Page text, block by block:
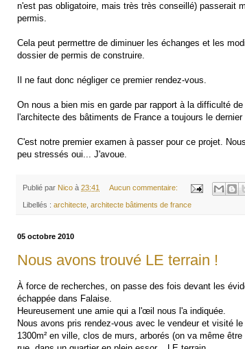
n'est pas obligatoire, mais très très conseillé) passerait
permis.
Cela peut permettre de diminuer les échanges et les
dossier de permis de construire.
Il ne faut donc négliger ce premier rendez-vous.
On nous a bien mis en garde par rapport à la difficulté
l'architecte des bâtiments de France a toujours le
C'est notre premier examen à passer pour ce projet.
peu stressés oui... J'avoue.
Publié par Nico à 23:41 Aucun commentaire:
Libellés : architecte architecte bâtiments de france
05 octobre 2010
Nous avons trouvé LE terrain !
À force de recherches, on passe des fois devant les
échappée dans Falaise.
Heureusement une amie qui a l'œil nous l'a indiquée.
Nous avons pris rendez-vous avec le vendeur et visité le
1300m² en ville, clos de murs, arborés (on va même